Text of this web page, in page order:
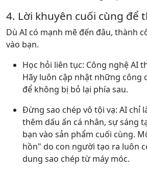
4. Lời khuyên cuối cùng để
Dù AI có mạnh mẽ đến đâu, thành
vào bạn.
Học hỏi liên tục: Công nghệ AI
Hãy luôn cập nhật những công
để không bị bỏ lại phía sau.
Đừng sao chép vô tội vạ: AI chỉ
thêm dấu ấn cá nhân, sự sáng
bạn vào sản phẩm cuối cùng.
hồn" do con người tạo ra luôn
dung sao chép từ máy móc.